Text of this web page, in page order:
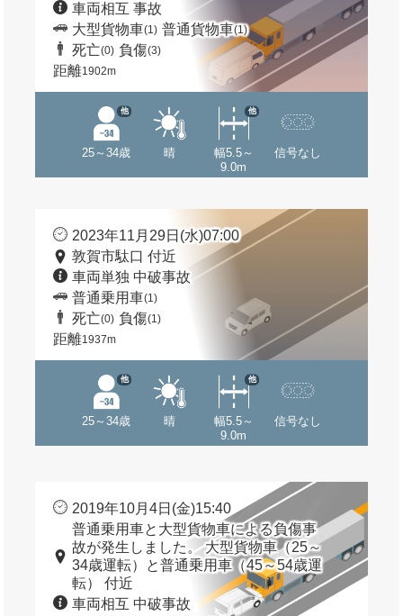
車両相互 事故
大型貨物車(1) 普通貨物車(1)
死亡(0) 負傷(3)
距離1902m
25～34歳
他
晴
幅5.5～
9.0m
他
信号なし
2023年11月29日(水)07:00
敦賀市駄口 付近
車両単独 中破事故
普通乗用車(1)
死亡(0) 負傷(1)
距離1937m
25～34歳
他
晴
幅5.5～
9.0m
他
信号なし
2019年10月4日(金)15:40
普通乗用車と大型貨物車による負傷事
故が発生しました。 大型貨物車（25～
34歳運転）と普通乗用車（45～54歳運
転） 付近
車両相互 中破事故